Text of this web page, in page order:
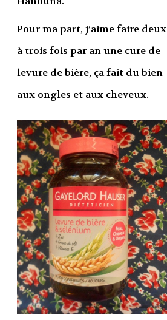
Pour ma part, j’aime faire deux
à trois fois par an une cure de
levure de bière, ça fait du bien
aux ongles et aux cheveux.